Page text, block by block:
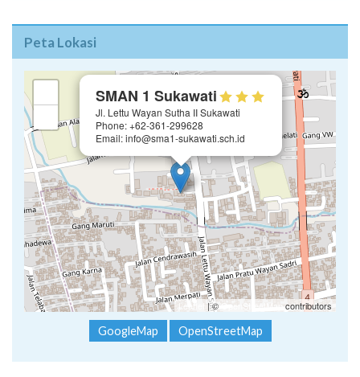
Peta Lokasi
SMAN 1 Sukawati
Jl. Lettu Wayan Sutha II Sukawati
Phone: +62-361-299628
Email: info@sma1-sukawati.sch.id
Leaflet | ©OpenStreetMap contributors
GoogleMap OpenStreetMap